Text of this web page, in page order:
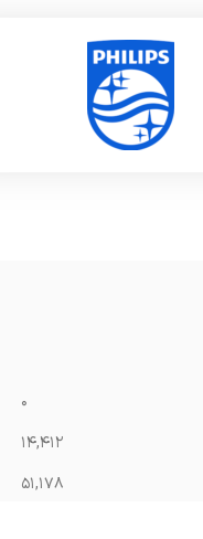
۰
۱۴,۴۱۲
۵۱,۱۷۸